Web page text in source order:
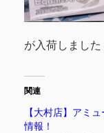
が入荷しました
関連
【大村店】アミ
情報！